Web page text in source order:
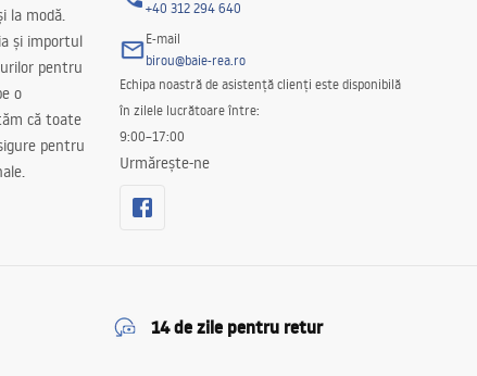
la modă.
și importul
pentru
o
că toate
pentru
+40 312 294 640
E-mail
birou@baie-rea.ro
Echipa noastră de asistență clienți este disponibilă
în zilele lucrătoare între:
9:00–17:00
Urmărește-ne
14 de zile pentru retur